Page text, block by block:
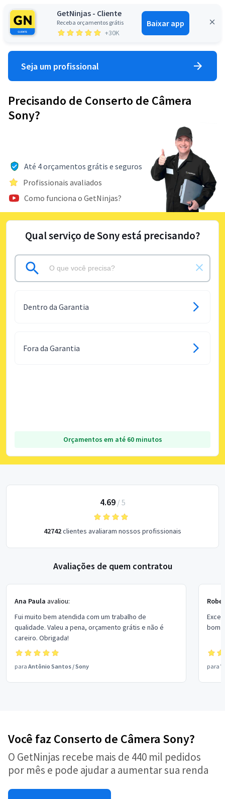
GetNinjas - Cliente
Receba orçamentos grátis
+30K
Baixar app
Entrar
Seja um profissional
Precisando de Conserto de Câmera
Sony?
Até 4 orçamentos grátis e seguros
Profissionais avaliados
Como funciona o GetNinjas?
Qual serviço de Sony está precisando?
Dentro da Garantia
Fora da Garantia
Orçamentos em até 60 minutos
4.69/ 5
42742clientes avaliaram nossos profissionais
Avaliações de quem contratou
Ana Paula avaliou:
Fui muito bem atendida com um trabalho de
qualidade. Valeu a pena, orçamento grátis e não é
careiro. Obrigada!
para Antônio Santos /Sony
bom
para
Você faz Conserto de Câmera Sony?
O GetNinjas recebe mais de 440 mil pedidos
por mês e pode ajudar a aumentar sua renda